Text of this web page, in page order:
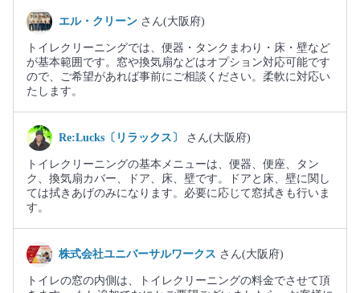
エル・クリーン さん(大阪府)
トイレクリーニングでは、便器・タンクまわり・床・壁など
が基本範囲です。窓や換気扇などはオプション対応可能です
ので、ご希望があれば事前にご相談ください。柔軟に対応い
たします。
Re:Lucks〔リラックス〕 さん(大阪府)
トイレクリーニングの基本メニューは、便器、便座、タン
ク、換気扇カバー、ドア、床、壁です。ドアと床、壁に関し
ては拭きあげのみになります。必要に応じて窓拭きも行いま
す。
株式会社ユニバーサルワークス さん(大阪府)
トイレの窓の内側は、トイレクリーニングの料金でさせて頂